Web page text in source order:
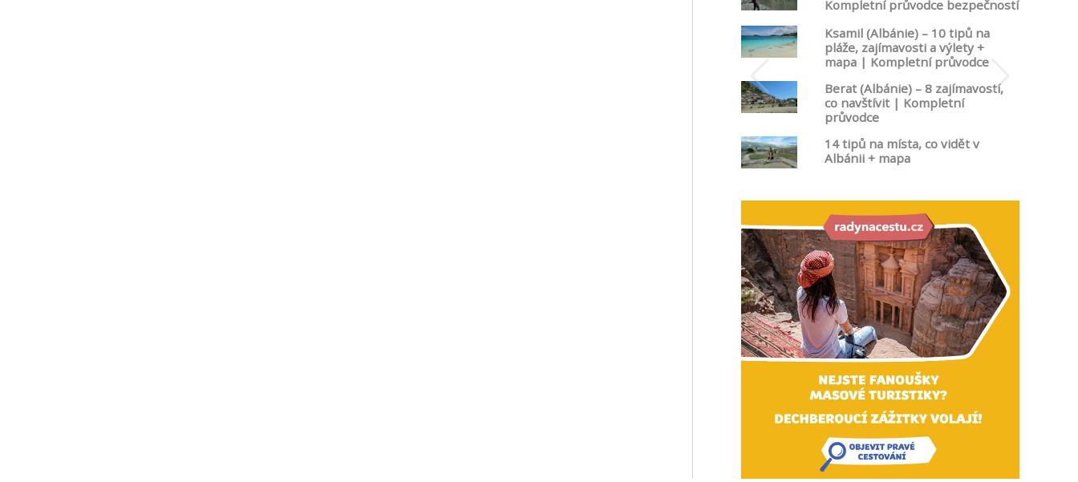
Kompletní průvodce bezpečností
Ksamil (Albánie) – 10 tipů na
pláže, zajímavosti a výlety +
mapa | Kompletní průvodce
Berat (Albánie) – 8 zajímavostí,
co navštívit | Kompletní
průvodce
14 tipů na místa, co vidět v
Albánii + mapa